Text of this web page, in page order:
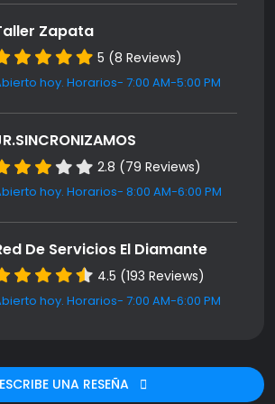
Zapata
5 (8 Reviews)
hoy. Horarios- 7:00 AM-5:00 PM
2.8 (79 Reviews)
hoy. Horarios- 8:00 AM-6:00 PM
De Servicios El Diamante
4.5 (193 Reviews)
hoy. Horarios- 7:00 AM-6:00 PM
ESCRIBE UNA RESEÑA